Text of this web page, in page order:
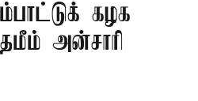
கழக
அன்சாரி